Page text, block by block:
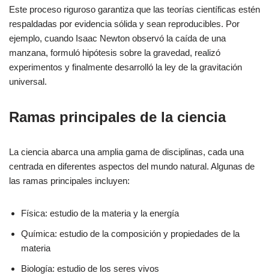
Este proceso riguroso garantiza que las teorías científicas estén
respaldadas por evidencia sólida y sean reproducibles. Por
ejemplo, cuando Isaac Newton observó la caída de una
manzana, formuló hipótesis sobre la gravedad, realizó
experimentos y finalmente desarrolló la ley de la gravitación
universal.
Ramas principales de la ciencia
La ciencia abarca una amplia gama de disciplinas, cada una
centrada en diferentes aspectos del mundo natural. Algunas de
las ramas principales incluyen:
Física: estudio de la materia y la energía
Química: estudio de la composición y propiedades de la
materia
Biología: estudio de los seres vivos